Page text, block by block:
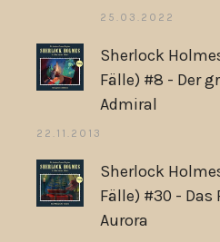
25.03.2022
Sherlock
Fälle) #8 - Der
Admiral
22.11.2013
Sherlock
Fälle) #30 - Das
Aurora